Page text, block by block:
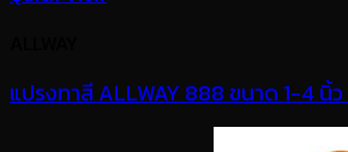
แปรงทาสี ALLWAY 888 ขนาด 1-4 นิ้